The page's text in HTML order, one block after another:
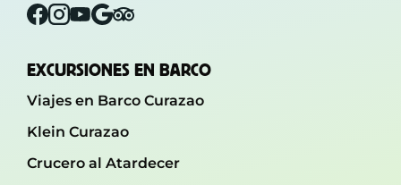
Facebook
Instagram
YouTube
GoogleTripadvisor
EXCURSIONES EN BARCO
Viajes en Barco Curazao
Klein Curazao
Crucero al Atardecer